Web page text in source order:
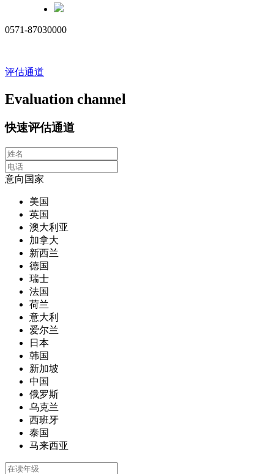
0571-87030000
评估通道
Evaluation channel
快速评估通道
意向国家
美国
英国
澳大利亚
加拿大
新西兰
德国
瑞士
法国
荷兰
意大利
爱尔兰
日本
韩国
新加坡
中国
俄罗斯
乌克兰
西班牙
泰国
马来西亚